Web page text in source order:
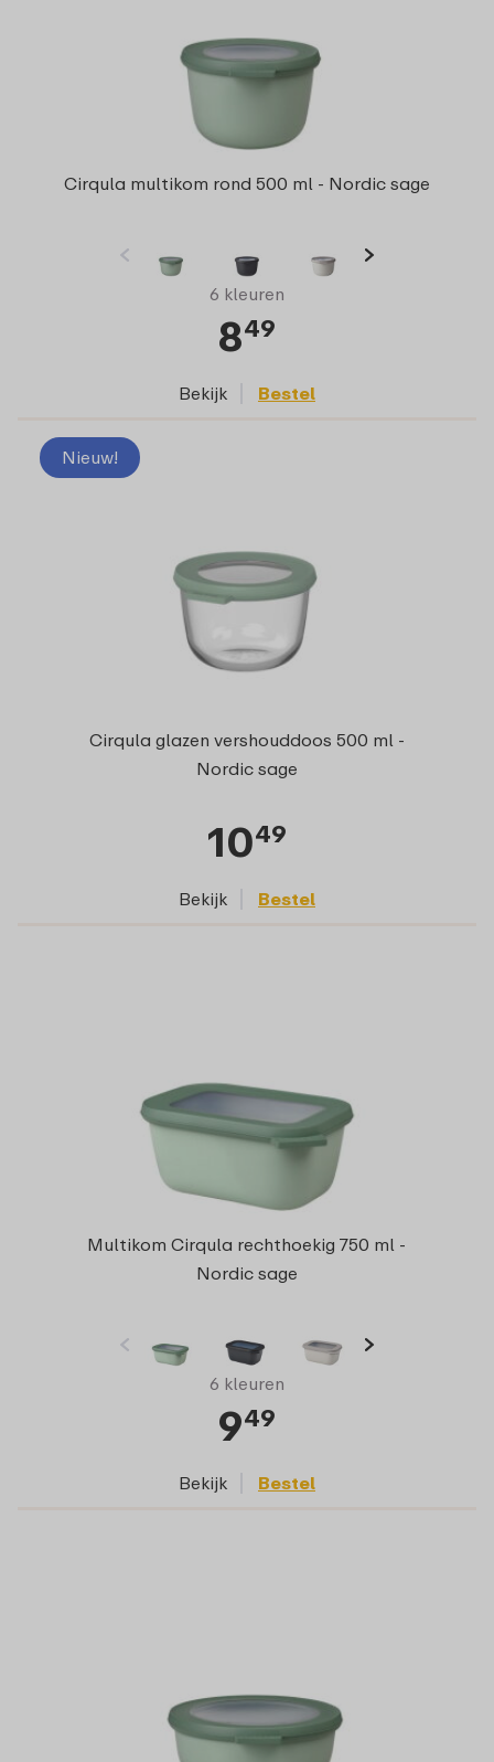
Cirqula multikom rond 500 ml - Nordic sage
6 kleuren
849
Bekijk Bestel
Nieuw!
Cirqula glazen vershouddoos 500 ml -
Nordic sage
1049
Bekijk Bestel
Multikom Cirqula rechthoekig 750 ml -
Nordic sage
6 kleuren
949
Bekijk Bestel